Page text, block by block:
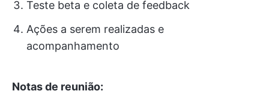
Teste beta e coleta de feedback
Ações a serem realizadas e
acompanhamento
Notas de reunião: